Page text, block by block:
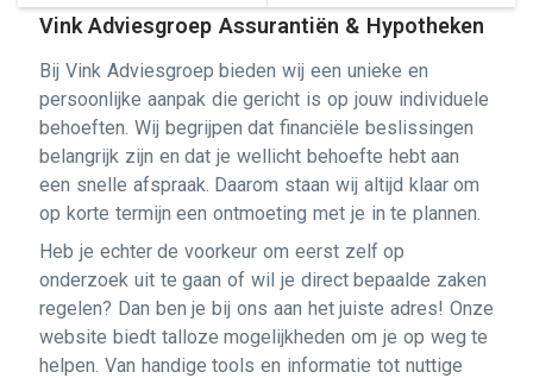
Vink Adviesgroep Assurantiën & Hypotheken
Bij Vink Adviesgroep bieden wij een unieke en
persoonlijke aanpak die gericht is op jouw individuele
behoeften. Wij begrijpen dat financiële beslissingen
belangrijk zijn en dat je wellicht behoefte hebt aan
een snelle afspraak. Daarom staan wij altijd klaar om
op korte termijn een ontmoeting met je in te plannen.
Heb je echter de voorkeur om eerst zelf op
onderzoek uit te gaan of wil je direct bepaalde zaken
regelen? Dan ben je bij ons aan het juiste adres! Onze
website biedt talloze mogelijkheden om je op weg te
helpen. Van handige tools en informatie tot nuttige